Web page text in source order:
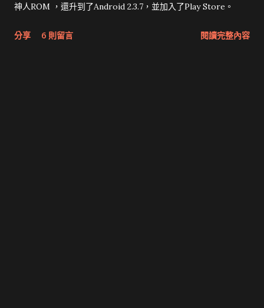
神人ROM ，還升到了Android 2.3.7，並加入了Play Store。
分享 6 則留言 閱讀完整內容